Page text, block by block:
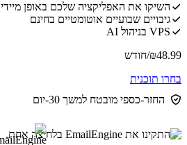
השיקו את האפליקציה שלכם באופן מיידי
גיבויים שבועיים אוטומטיים בחינם
VPS בניהול AI
48.99
₪/חודש
בחרו תוכנית
החזר-כספי מובטח למשך 30-יום